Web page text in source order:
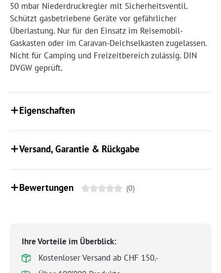
50 mbar Niederdruckregler mit Sicherheitsventil.
Schützt gasbetriebene Geräte vor gefährlicher
Überlastung. Nur für den Einsatz im Reisemobil-
Gaskasten oder im Caravan-Deichselkasten zugelassen.
Nicht für Camping und Freizeitbereich zulässig. DIN
DVGW geprüft.
Eigenschaften
Versand, Garantie & Rückgabe
Bewertungen (0)
Ihre Vorteile im Überblick:
Kostenloser Versand ab CHF 150.-